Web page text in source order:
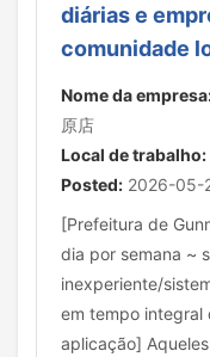
diárias e
comunidade
Nome da
原店
Local de trabalho:
Posted: 2026-05-
[Prefeitura de
dia por semana ~
inexperiente/
em tempo integral
aplicação]